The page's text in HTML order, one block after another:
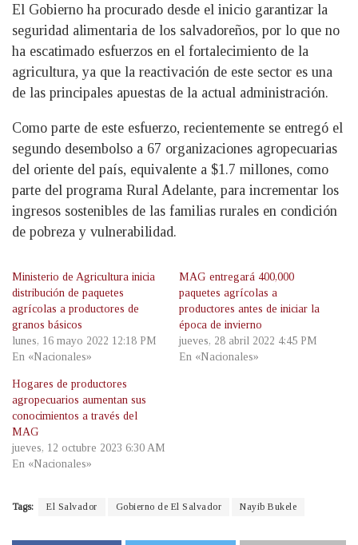
El Gobierno ha procurado desde el inicio garantizar la
seguridad alimentaria de los salvadoreños, por lo que no
ha escatimado esfuerzos en el fortalecimiento de la
agricultura, ya que la reactivación de este sector es una
de las principales apuestas de la actual administración.
Como parte de este esfuerzo, recientemente se entregó el
segundo desembolso a 67 organizaciones agropecuarias
del oriente del país, equivalente a $1.7 millones, como
parte del programa Rural Adelante, para incrementar los
ingresos sostenibles de las familias rurales en condición
de pobreza y vulnerabilidad.
Ministerio de Agricultura inicia
distribución de paquetes
agrícolas a productores de
granos básicos
lunes, 16 mayo 2022 12:18 PM
En «Nacionales»
MAG entregará 400,000
paquetes agrícolas a
productores antes de iniciar la
época de invierno
jueves, 28 abril 2022 4:45 PM
En «Nacionales»
Hogares de productores
agropecuarios aumentan sus
conocimientos a través del
MAG
jueves, 12 octubre 2023 6:30 AM
En «Nacionales»
Tags: El Salvador Gobierno de El Salvador Nayib Bukele